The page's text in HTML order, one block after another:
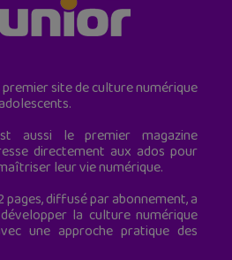
site de culture numérique
aussi le premier magazine
directement aux ados pour
leur vie numérique.
pages, diffusé par abonnement, a
la culture numérique
une approche pratique des